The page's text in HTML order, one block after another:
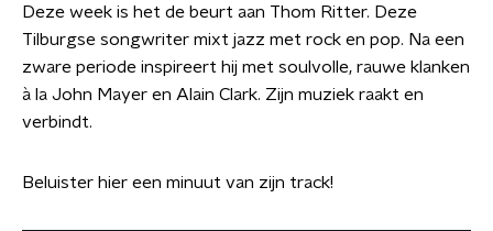
Deze week is het de beurt aan Thom Ritter. Deze
Tilburgse songwriter mixt jazz met rock en pop. Na een
zware periode inspireert hij met soulvolle, rauwe klanken
à la John Mayer en Alain Clark. Zijn muziek raakt en
verbindt.
Beluister hier een minuut van zijn track!